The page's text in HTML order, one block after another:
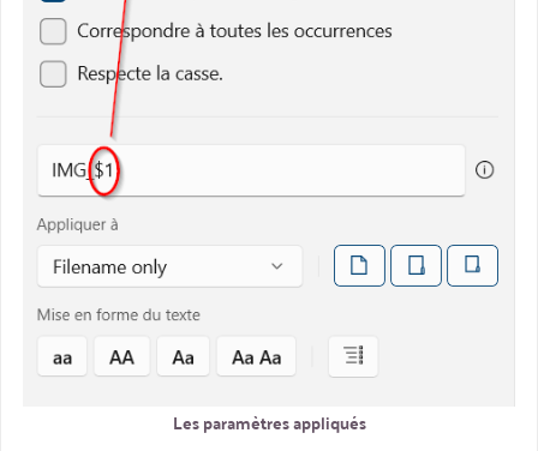
Les paramètres appliqués